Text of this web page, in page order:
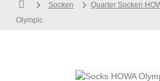
Socken Quarter Socken
Olympic